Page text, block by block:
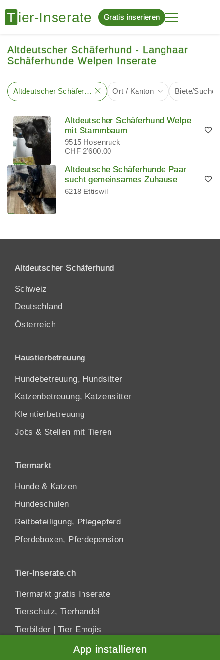
Datenschutzhinweis Schliessen
Gratis inserieren
Altdeutscher Schäferhund - Langhaar
Schäferhunde Welpen Inserate
Altdeutscher Schäferhund Ort / Kanton Biete/Suche
Altdeutscher Schäferhund Welpe
mit Stammbaum
9515 Hosenruck
CHF 2’600.00
Altdeutsche Schäferhunde Paar
sucht gemeinsames Zuhause
6218 Ettiswil
Altdeutscher Schäferhund
Schweiz
Deutschland
Österreich
Haustierbetreuung
Hundebetreuung, Hundsitter
Katzenbetreuung, Katzensitter
Kleintierbetreuung
Jobs & Stellen mit Tieren
Tiermarkt
Hunde & Katzen
Hundeschulen
Reitbeteiligung, Pflegepferd
Pferdeboxen, Pferdepension
Tier-Inserate.ch
Tiermarkt gratis Inserate
Tierschutz, Tierhandel
Tierbilder |Tier Emojis
App installieren